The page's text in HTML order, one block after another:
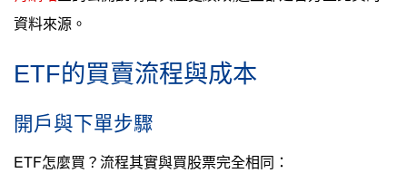
資料來源。
ETF的買賣流程與成本
開戶與下單步驟
ETF怎麼買？流程其實與買股票完全相同：